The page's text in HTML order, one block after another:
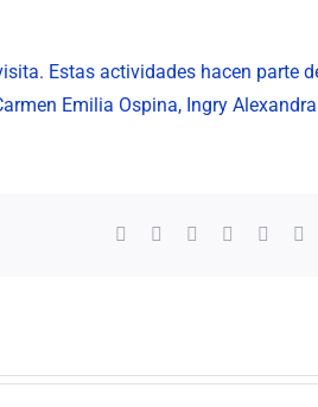
Estas actividades hacen parte
Emilia Ospina, Ingry
Facebook Reddit LinkedIn